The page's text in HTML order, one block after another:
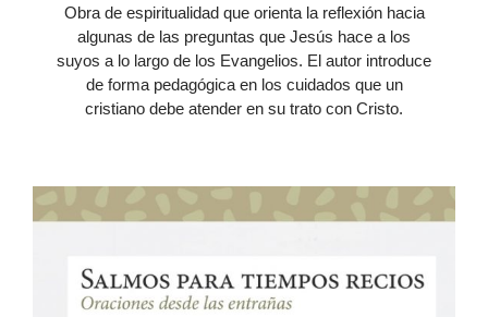
Obra de espiritualidad que orienta la reflexión hacia
algunas de las preguntas que Jesús hace a los
suyos a lo largo de los Evangelios. El autor introduce
de forma pedagógica en los cuidados que un
cristiano debe atender en su trato con Cristo.